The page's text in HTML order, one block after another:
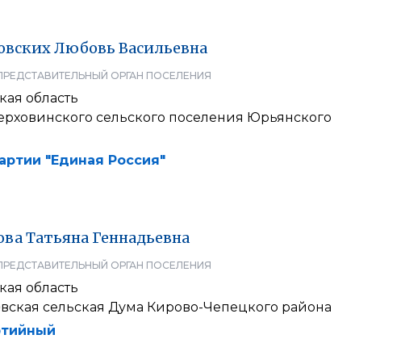
Любовь Васильевна
ОРГАН ПОСЕЛЕНИЯ
область
сельского поселения Юрьянского
"Единая Россия"
Татьяна Геннадьевна
ОРГАН ПОСЕЛЕНИЯ
область
сельская Дума Кирово-Чепецкого района